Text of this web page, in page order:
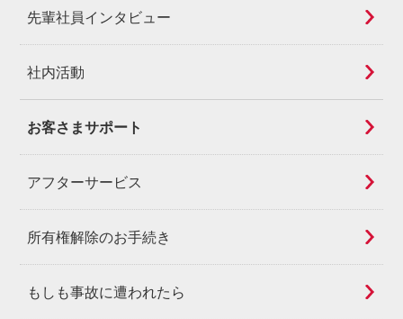
先輩社員インタビュー
社内活動
お客さまサポート
アフターサービス
所有権解除のお手続き
もしも事故に遭われたら